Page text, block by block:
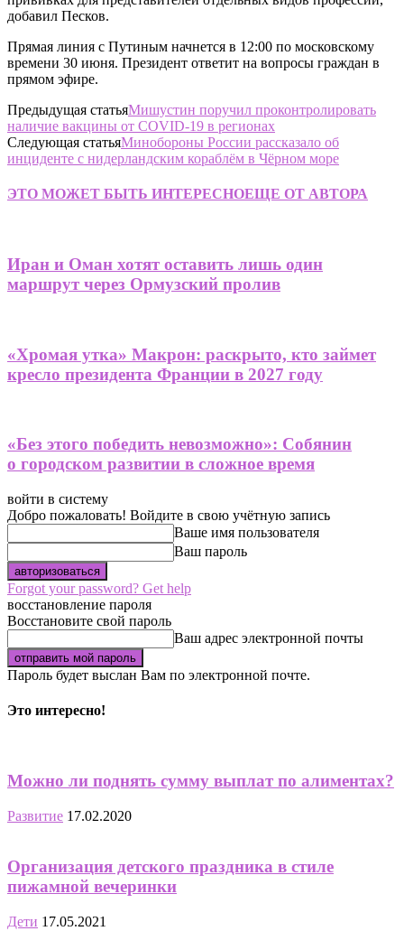
добавил Песков.
Прямая линия с Путиным начнется в 12:00 по московскому
времени 30 июня. Президент ответит на вопросы граждан в
прямом эфире.
Предыдущая статьяМишустин поручил проконтролировать
наличие вакцины от COVID-19 в регионах
Следующая статьяМинобороны России рассказало об
инциденте с нидерландским кораблём в Чёрном море
ЭТО МОЖЕТ БЫТЬ ИНТЕРЕСНОЕЩЕ ОТ АВТОРА
Иран и Оман хотят оставить лишь один
маршрут через Ормузский пролив
«Хромая утка» Макрон: раскрыто, кто займет
кресло президента Франции в 2027 году
«Без этого победить невозможно»: Собянин
о городском развитии в сложное время
войти в систему
Добро пожаловать! Войдите в свою учётную запись
Ваше имя пользователя
Ваш пароль
Forgot your password? Get help
восстановление пароля
Восстановите свой пароль
Ваш адрес электронной почты
Пароль будет выслан Вам по электронной почте.
Это интересно!
Можно ли поднять сумму выплат по алиментах?
Развитие 17.02.2020
Организация детского праздника в стиле
пижамной вечеринки
Дети 17.05.2021